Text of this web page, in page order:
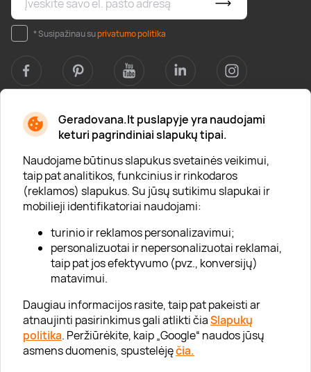
Geradovana.lt puslapyje yra naudojami
keturi pagrindiniai slapukų tipai.
Naudojame būtinus slapukus svetainės veikimui,
taip pat analitikos, funkcinius ir rinkodaros
(reklamos) slapukus. Su jūsų sutikimu slapukai ir
mobilieji identifikatoriai naudojami:
turinio ir reklamos personalizavimui;
personalizuotai ir nepersonalizuotai reklamai,
taip pat jos efektyvumo (pvz., konversijų)
matavimui.
Daugiau informacijos rasite, taip pat pakeisti ar
atnaujinti pasirinkimus gali atlikti čiaSlapukų
politika. Peržiūrėkite, kaip „Google“ naudos jūsų
asmens duomenis, spustelėjęčia.
* Susipažinau suprivatumo politika
Apie mus
Apie „Gera Dovana“
Lojalumo klubas
Karjera
Visi partneriai
Kontaktai
Tinklaraštis
Informacija